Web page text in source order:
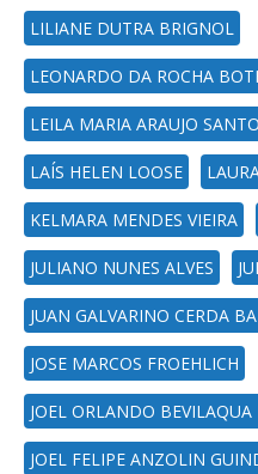
LILIANE DUTRA BRIGNOL
LEONARDO DA ROCHA
LEILA MARIA ARAUJO
LAÍS HELEN LOOSE
KELMARA MENDES VIEIRA
JULIANO NUNES ALVES
JUAN GALVARINO CERDA
JOSE MARCOS FROEHLICH
JOEL ORLANDO
JOEL FELIPE ANZOLIN